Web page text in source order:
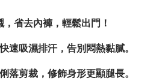
省去內褲，輕鬆出門！
速吸濕排汗，告別悶熱黏膩。
落剪裁，修飾身形更顯腿長。